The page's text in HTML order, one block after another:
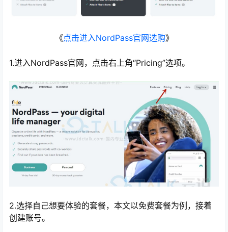
《点击进入NordPass官网选购》
1.进入NordPass官网，点击右上角“Pricing”选项。
2.选择自己想要体验的套餐，本文以免费套餐为例，接着
创建账号。